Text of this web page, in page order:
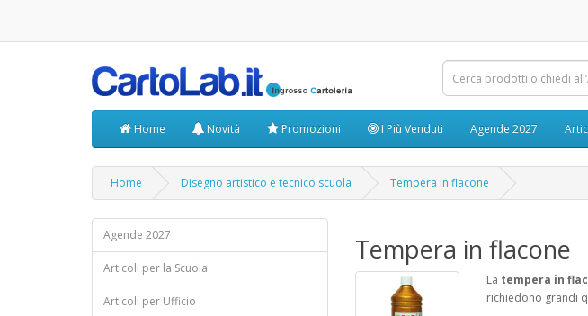
Home Novità Promozioni I Più Venduti Agende 2027
Home Disegno artistico e tecnico scuola Tempera in flacone
Agende 2027
Articoli per la Scuola
Articoli per Ufficio
Tempera in flacone
La tempera in
richiedono grandi